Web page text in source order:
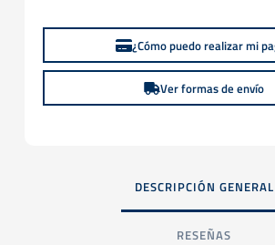
¿Cómo puedo realizar mi
Ver formas de envío
DESCRIPCIÓN GENERAL
RESEÑAS